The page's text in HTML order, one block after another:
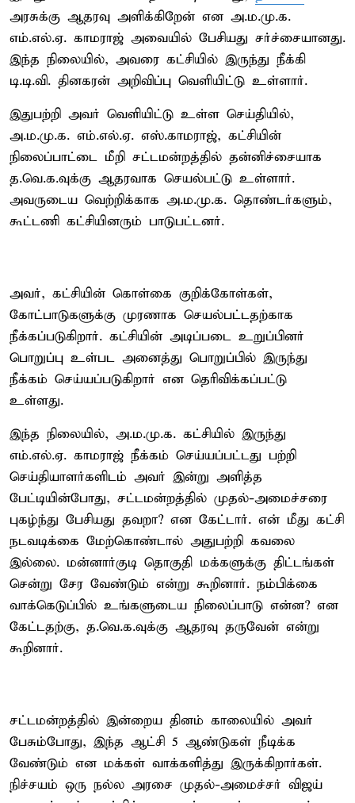
அரசுக்கு ஆதரவு அளிக்கிறேன் என அ.ம.மு.க.
எம்.எல்.ஏ. காமராஜ் அவையில் பேசியது சர்ச்சையானது.
இந்த நிலையில், அவரை கட்சியில் இருந்து நீக்கி
டி.டி.வி. தினகரன் அறிவிப்பு வெளியிட்டு உள்ளார்.
இதுபற்றி அவர் வெளியிட்டு உள்ள செய்தியில்,
அ.ம.மு.க. எம்.எல்.ஏ. எஸ்.காமராஜ், கட்சியின்
நிலைப்பாட்டை மீறி சட்டமன்றத்தில் தன்னிச்சையாக
த.வெ.க.வுக்கு ஆதரவாக செயல்பட்டு உள்ளார்.
அவருடைய வெற்றிக்காக அ.ம.மு.க. தொண்டர்களும்,
கூட்டணி கட்சியினரும் பாடுபட்டனர்.
அவர், கட்சியின் கொள்கை குறிக்கோள்கள்,
கோட்பாடுகளுக்கு முரணாக செயல்பட்டதற்காக
நீக்கப்படுகிறார். கட்சியின் அடிப்படை உறுப்பினர்
பொறுப்பு உள்பட அனைத்து பொறுப்பில் இருந்து
நீக்கம் செய்யப்படுகிறார் என தெரிவிக்கப்பட்டு
உள்ளது.
இந்த நிலையில், அ.ம.மு.க. கட்சியில் இருந்து
எம்.எல்.ஏ. காமராஜ் நீக்கம் செய்யப்பட்டது பற்றி
செய்தியாளர்களிடம் அவர் இன்று அளித்த
பேட்டியின்போது, சட்டமன்றத்தில் முதல்-அமைச்சரை
புகழ்ந்து பேசியது தவறா? என கேட்டார். என் மீது கட்சி
நடவடிக்கை மேற்கொண்டால் அதுபற்றி கவலை
இல்லை. மன்னார்குடி தொகுதி மக்களுக்கு திட்டங்கள்
சென்று சேர வேண்டும் என்று கூறினார். நம்பிக்கை
வாக்கெடுப்பில் உங்களுடைய நிலைப்பாடு என்ன? என
கேட்டதற்கு, த.வெ.க.வுக்கு ஆதரவு தருவேன் என்று
கூறினார்.
சட்டமன்றத்தில் இன்றைய தினம் காலையில் அவர்
பேசும்போது, இந்த ஆட்சி 5 ஆண்டுகள் நீடிக்க
வேண்டும் என மக்கள் வாக்களித்து இருக்கிறார்கள்.
நிச்சயம் ஒரு நல்ல அரசை முதல்-அமைச்சர் விஜய்